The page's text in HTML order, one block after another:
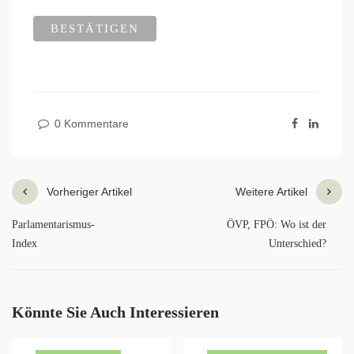
0 Kommentare
Vorheriger Artikel
Parlamentarismus-
Index
Weitere Artikel
ÖVP, FPÖ: Wo ist der
Unterschied?
Könnte Sie Auch Interessieren